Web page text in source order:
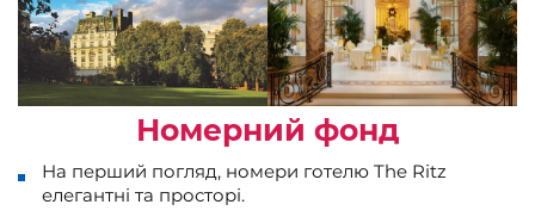
Номерний фонд
На перший погляд, номери готелю The Ritz
елегантні та просторі.